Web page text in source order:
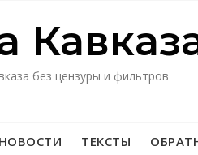
без цензуры и фильтров
НОВОСТИ ТЕКСТЫ